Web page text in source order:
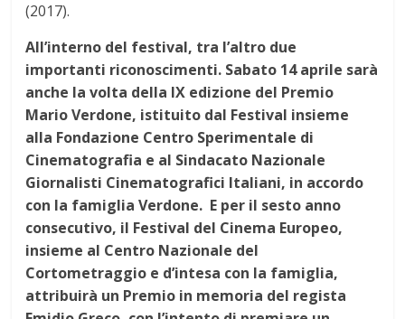
(2017).
All’interno del festival, tra l’altro due
importanti riconoscimenti. Sabato 14 aprile sarà
anche la volta della IX edizione del Premio
Mario Verdone, istituito dal Festival insieme
alla Fondazione Centro Sperimentale di
Cinematografia e al Sindacato Nazionale
Giornalisti Cinematografici Italiani, in accordo
con la famiglia Verdone. E per il sesto anno
consecutivo, il Festival del Cinema Europeo,
insieme al Centro Nazionale del
Cortometraggio e d’intesa con la famiglia,
attribuirà un Premio in memoria del regista